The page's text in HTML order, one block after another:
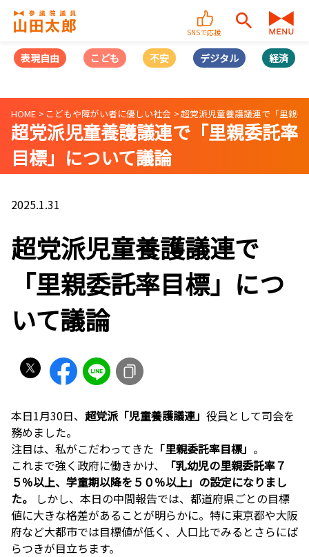
SNSで応援
表現自由 こども 不安 デジタル 経済
HOME こどもや障がい者に優しい社会 超党派児童養護議連で「里親
超党派児童養護議連で「里親委託率
目標」について議論
2025.1.31
超党派児童養護議連で
「里親委託率目標」につ
いて議論
本日1月30日、 超党派「児童養護議連」 役員として司会を
務めました。
注目は、私がこだわってきた 「里親委託率目標」 。
これまで強く政府に働きかけ、
「乳幼児の里親委託率７
５％以上、学童期以降を５０％以上」の設定になりまし
た。
しかし、本日の中間報告では、都道府県ごとの目標
値に大きな格差があることが明らかに。特に東京都や大阪
府など大都市では目標値が低く、人口比でみるとさらにば
らつきが目立ちます。